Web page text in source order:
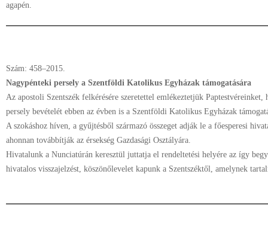
agapén.
Szám: 458–2015.
Nagypénteki persely a Szentföldi Katolikus Egyházak támogatására
Az apostoli Szentszék felkérésére szeretettel emlékeztetjük
persely bevételét ebben az évben is a Szentföldi Katolikus Egyházak
A szokáshoz híven, a gyűjtésből származó összeget adják le a főesperesi
ahonnan továbbítják az érsekség Gazdasági Osztályára.
Hivatalunk a Nunciatúrán keresztül juttatja el rendeltetési helyére az így
hivatalos visszajelzést, köszönőlevelet kapunk a Szentszéktől, amelynek